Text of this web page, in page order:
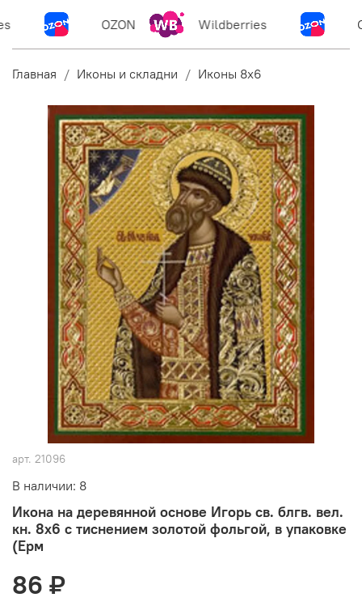
OZON Wildberries
Главная Иконы и складни Иконы 8х6
арт. 21096
В наличии: 8
Икона на деревянной основе Игорь св. блгв. вел.
кн. 8х6 с тиснением золотой фольгой, в упаковке
(Ерм
86 ₽